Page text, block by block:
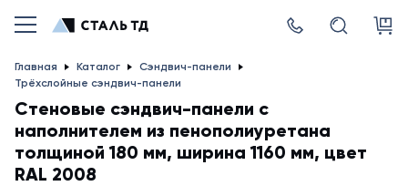
Главная Каталог
Сэндвич-панели
Трёхслойные сэндвич-панели
Стеновые сэндвич-панели с
наполнителем из пенополиуретана
толщиной 180 мм, ширина 1160 мм, цвет
RAL 2008